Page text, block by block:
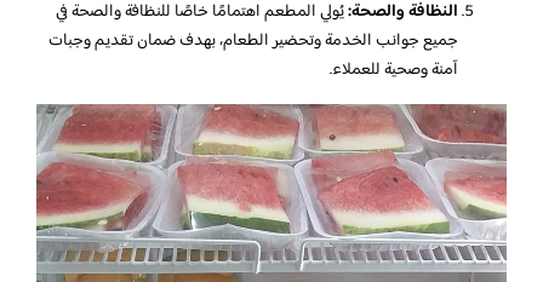
النظافة والصحة:يُولي المطعم اهتمامًا خاصًا للنظافة والصحة في
جميع جوانب الخدمة وتحضير الطعام، بهدف ضمان تقديم وجبات
آمنة وصحية للعملاء.